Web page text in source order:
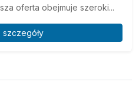
oferta obejmuje szeroki...
szczegóły